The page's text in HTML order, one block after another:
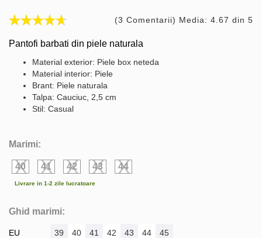
(3 Comentarii) Media: 4.67 din 5
Pantofi barbati din piele naturala
Material exterior: Piele box neteda
Material interior: Piele
Brant: Piele naturala
Talpa: Cauciuc, 2,5 cm
Stil: Casual
Marimi:
40 41 42 43 44
Livrare in 1-2 zile lucratoare
Ghid marimi:
EU
39 40 41 42 43 44
45